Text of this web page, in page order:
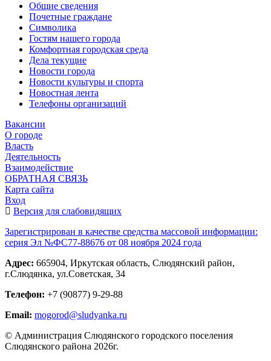
Общие сведения
Почетные граждане
Символика
Гостям нашего города
Комфортная городская среда
Дела текущие
Новости города
Новости культуры и спорта
Новостная лента
Телефоны организаций
Вакансии
О городе
Власть
Деятельность
Взаимодействие
ОБРАТНАЯ СВЯЗЬ
Карта сайта
Вход
Версия для слабовидящих
Зарегистрирован в качестве средства массовой информации:
серия Эл №ФС77-88676 от 08 ноября 2024 года
Адрес: 665904, Иркутская область, Слюдянский район,
г.Слюдянка, ул.Советская, 34
Телефон: +7 (90877) 9-29-88
Email: mogorod@sludyanka.ru
© Администрация Слюдянского городского поселения
Слюдянского района 2026г.